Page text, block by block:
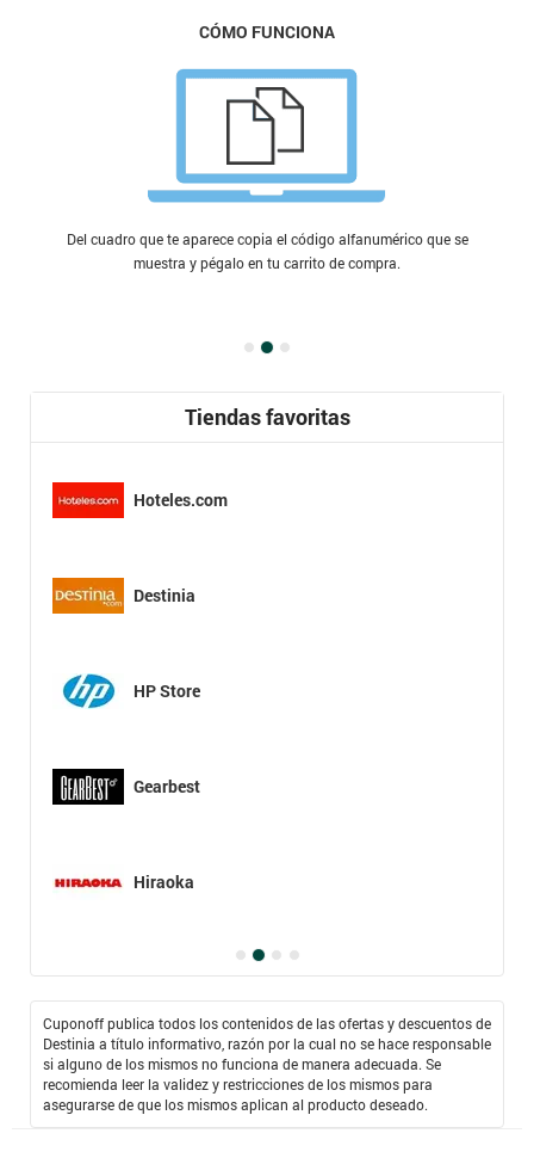
CÓMO FUNCIONA
Del cuadro que te aparece copia el código alfanumérico que se
muestra y pégalo en tu carrito de compra.
Tiendas favoritas
Hoteles.com
Destinia
HP Store
Gearbest
Hiraoka
Cuponoff publica todos los contenidos de las ofertas y descuentos de
Destinia a título informativo, razón por la cual no se hace responsable
si alguno de los mismos no funciona de manera adecuada. Se
recomienda leer la validez y restricciones de los mismos para
asegurarse de que los mismos aplican al producto deseado.